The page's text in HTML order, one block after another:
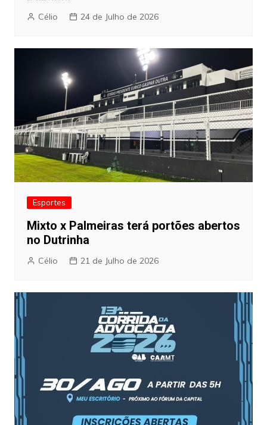
Célio 24 de Julho de 2026
Esportes
Mixto x Palmeiras terá portões abertos
no Dutrinha
Célio 21 de Julho de 2026